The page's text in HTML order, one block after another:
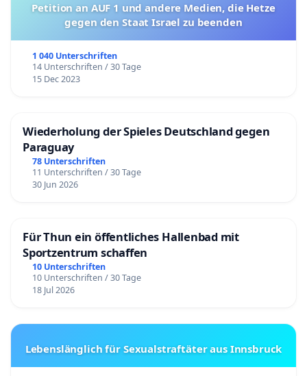
Petition an AUF 1 und andere Medien, die Hetze
gegen den Staat Israel zu beenden
1 040 Unterschriften
14 Unterschriften / 30 Tage
15 Dec 2023
Wiederholung der Spieles Deutschland gegen
Paraguay
78 Unterschriften
11 Unterschriften / 30 Tage
30 Jun 2026
Für Thun ein öffentliches Hallenbad mit
Sportzentrum schaffen
10 Unterschriften
10 Unterschriften / 30 Tage
18 Jul 2026
Lebenslänglich für Sexualstraftäter aus Innsbruck